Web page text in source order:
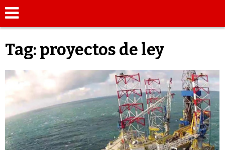
Tag: proyectos de ley